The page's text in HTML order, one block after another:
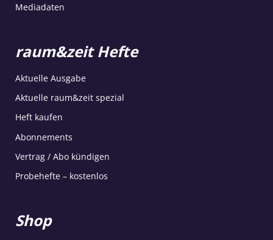
Mediadaten
raum&zeit Hefte
Aktuelle Ausgabe
Aktuelle raum&zeit spezial
Heft kaufen
Abonnements
Vertrag / Abo kündigen
Probehefte – kostenlos
Shop